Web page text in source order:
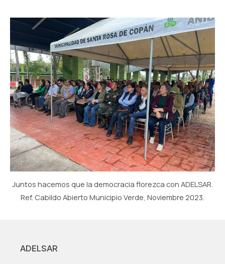
Juntos hacemos que la democracia florezca con ADELSAR.
Ref. Cabildo Abierto Municipio Verde, Noviembre 2023.
ADELSAR